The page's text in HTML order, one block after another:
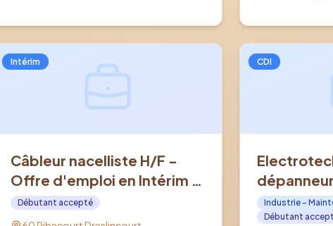
Intérim
Câbleur nacelliste H/F -
Offre d'emploi en Intérim à
RIBECOURT DRESLINCOURT
(60)
Débutant accepté
CDI
industriel
d'emploi en
Industrie -
Débutant